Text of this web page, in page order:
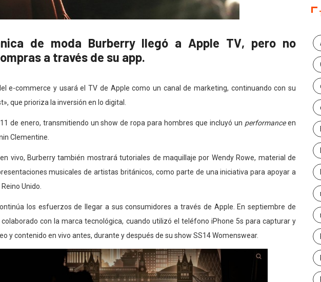
de moda Burberry llegó a Apple TV, pero no
a través de su app.
e-commerce y usará el TV de Apple como un canal de marketing, continuando con su
que prioriza la inversión en lo digital.
de enero, transmitiendo un show de ropa para hombres que incluyó un performanceen
Clementine.
vivo, Burberry también mostrará tutoriales de maquillaje por Wendy Rowe, material de
musicales de artistas británicos, como parte de una iniciativa para apoyar a
Unido.
los esfuerzos de llegar a sus consumidores a través de Apple. En septiembre de
con la marca tecnológica, cuando utilizó el teléfono iPhone 5s para capturar y
y contenido en vivo antes, durante y después de su show SS14 Womenswear.